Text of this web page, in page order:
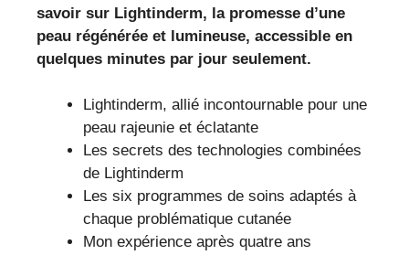
savoir sur Lightinderm, la promesse d’une
peau régénérée et lumineuse, accessible en
quelques minutes par jour seulement.
Lightinderm, allié incontournable pour une
peau rajeunie et éclatante
Les secrets des technologies combinées
de Lightinderm
Les six programmes de soins adaptés à
chaque problématique cutanée
Mon expérience après quatre ans